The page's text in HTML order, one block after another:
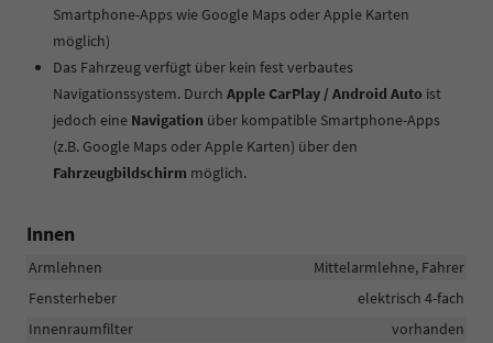
Smartphone-Apps wie Google Maps oder Apple Karten
möglich)
Das Fahrzeug verfügt über kein fest verbautes
Navigationssystem. Durch Apple CarPlay / Android Auto ist
jedoch eine Navigation über kompatible Smartphone-Apps
(z.B. Google Maps oder Apple Karten) über den
Fahrzeugbildschirm möglich.
Innen
Armlehnen
Mittelarmlehne, Fahrer
Fensterheber
elektrisch 4-fach
Innenraumfilter
vorhanden